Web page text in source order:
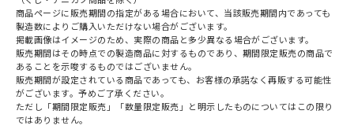
商品ページに販売期間の指定がある場合において、当該販売期間内であっても
製造数によりご購入いただけない場合がございます。
掲載画像はイメージのため、実際の商品と多少異なる場合がございます。
販売期間はその時点での製造商品に対するものであり、期間限定販売の商品で
あることを示唆するものではございません。
販売期間が設定されている商品であっても、お客様の承諾なく再販する可能性
がございます。予めご了承ください。
ただし「期間限定販売」「数量限定販売」と明示したものについてはこの限り
ではありません。